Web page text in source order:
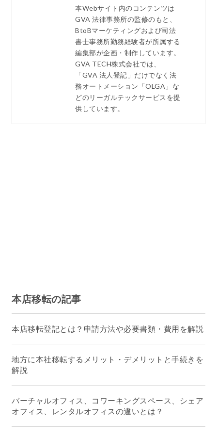
本Webサイト内のコンテンツは
GVA 法律事務所の監修のもと、
BtoBマーケティングおよび司法
書士事務所勤務経験者が所属する
編集部が企画・制作しています。
GVA TECH株式会社では、
「GVA 法人登記」だけでなく法
務オートメーション「OLGA」な
どのリーガルテックサービスを提
供しています。
本店移転の記事
本店移転登記とは？申請方法や必要書類・費用を解説
地方に本社移転するメリット・デメリットと手続きを
解説
バーチャルオフィス、コワーキングスペース、シェア
オフィス、レンタルオフィスの違いとは？